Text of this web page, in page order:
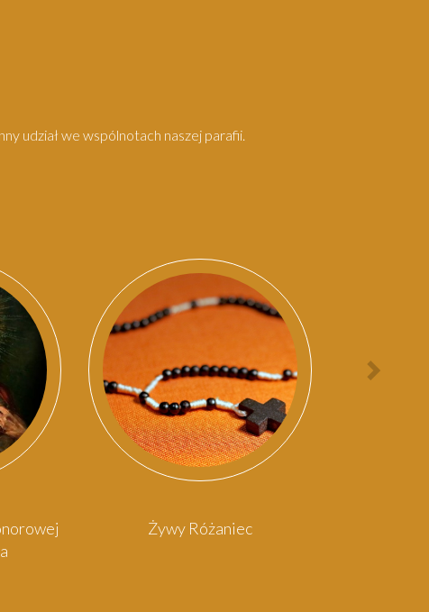
udział we wspólnotach naszej parafii.
Żywy Różaniec